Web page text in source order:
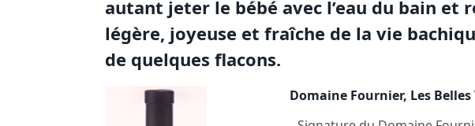
autant jeter le bébé avec l’eau du bain et
légère, joyeuse et fraîche de la vie
de quelques flacons.
Domaine Fournier, Les